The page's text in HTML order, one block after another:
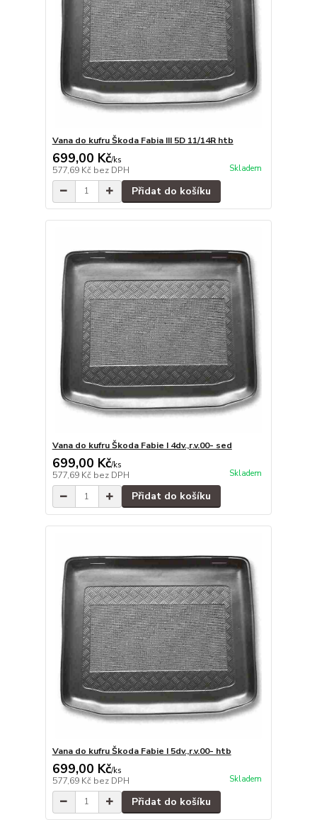
Vana do kufru Škoda Fabia III 5D 11/14R htb
699,00 Kč/ks
577,69 Kč bez DPH Skladem
Přidat do košíku
Vana do kufru Škoda Fabie I 4dv.,r.v.00- sed
699,00 Kč/ks
577,69 Kč bez DPH Skladem
Přidat do košíku
Vana do kufru Škoda Fabie I 5dv.,r.v.00- htb
699,00 Kč/ks
577,69 Kč bez DPH Skladem
Přidat do košíku